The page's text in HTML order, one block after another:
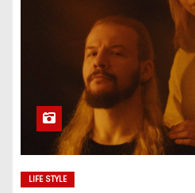
LIFE STYLE